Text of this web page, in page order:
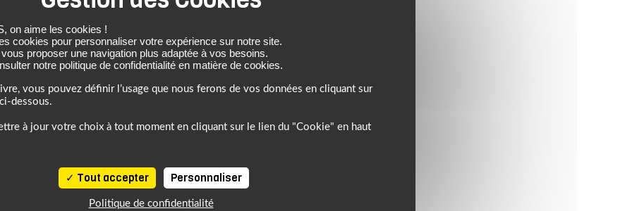
Étanche -Ventilé
ALPINESTARS
on aime les cookies !
cookies pour personnaliser votre expérience sur notre site.
proposer une navigation plus adaptée à vos besoins.
notre politique de confidentialité en matière de cookies.
vous pouvez définir l’usage que nous ferons de vos données en cliquant sur
dessous.
à jour votre choix à tout moment en cliquant sur le lien du "Cookie" en haut
Tout accepter Personnaliser
Politique de confidentialité